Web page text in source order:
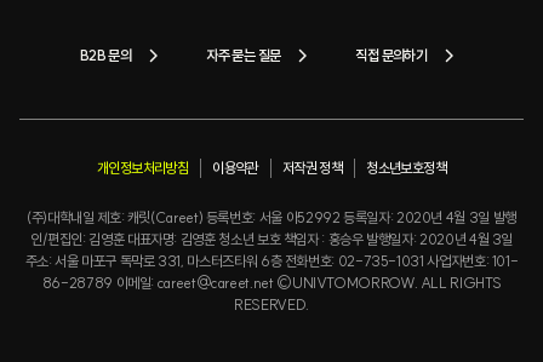
B2B 문의 자주 묻는 질문 직접 문의하기
개인정보처리방침 이용약관 저작권 정책 청소년보호정책
(주)대학내일 제호: 캐릿(Careet) 등록번호: 서울 아52992 등록일자: 2020년 4월 3일 발행
인/편집인: 김영훈 대표자명: 김영훈 청소년 보호 책임자 : 홍승우 발행일자: 2020년 4월 3일
주소: 서울 마포구 독막로 331, 마스터즈타워 6층 전화번호: 02-735-1031 사업자번호: 101-
86-28789 이메일: careet@careet.net ©UNIVTOMORROW. ALL RIGHTS
RESERVED.